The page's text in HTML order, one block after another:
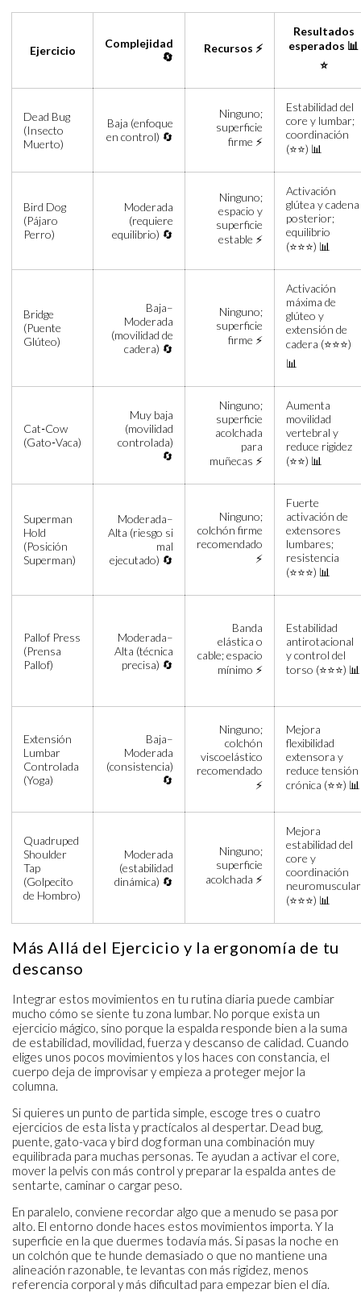
Ejercicio
Complejidad
🔄
Recursos ⚡
Resultados
esperados 📊
⭐
Dead Bug
(Insecto
Muerto)
Baja (enfoque
en control) 🔄
Ninguno;
superficie
firme ⚡
Estabilidad del
core y lumbar;
coordinación
(⭐⭐) 📊
Bird Dog
(Pájaro
Perro)
Moderada
(requiere
equilibrio) 🔄
Ninguno;
espacio y
superficie
estable ⚡
Activación
glútea y cadena
posterior;
equilibrio
(⭐⭐⭐) 📊
Bridge
(Puente
Glúteo)
Baja–
Moderada
(movilidad de
cadera) 🔄
Ninguno;
superficie
firme ⚡
Activación
máxima de
glúteo y
extensión de
cadera (⭐⭐⭐)
📊
Cat‑Cow
(Gato‑Vaca)
Muy baja
(movilidad
controlada)
🔄
Ninguno;
superficie
acolchada
para
muñecas ⚡
Aumenta
movilidad
vertebral y
reduce rigidez
(⭐⭐) 📊
Superman
Hold
(Posición
Superman)
Moderada–
Alta (riesgo si
mal
ejecutado) 🔄
Ninguno;
colchón firme
recomendado
⚡
Fuerte
activación de
extensores
lumbares;
resistencia
(⭐⭐⭐) 📊
Pallof Press
(Prensa
Pallof)
Moderada–
Alta (técnica
precisa) 🔄
Banda
elástica o
cable; espacio
mínimo ⚡
Estabilidad
antirotacional
y control del
torso (⭐⭐⭐) 📊
Extensión
Lumbar
Controlada
(Yoga)
Baja–
Moderada
(consistencia)
🔄
Ninguno;
colchón
viscoelástico
recomendado
⚡
Mejora
flexibilidad
extensora y
reduce tensión
crónica (⭐⭐) 📊
Quadruped
Shoulder
Tap
(Golpecito
de Hombro)
Moderada
(estabilidad
dinámica) 🔄
Ninguno;
superficie
acolchada ⚡
Mejora
estabilidad del
core y
coordinación
neuromuscular
(⭐⭐⭐) 📊
Más Allá del Ejercicio y la ergonomía de tu
descanso
Integrar estos movimientos en tu rutina diaria puede cambiar
mucho cómo se siente tu zona lumbar. No porque exista un
ejercicio mágico, sino porque la espalda responde bien a la suma
de estabilidad, movilidad, fuerza y descanso de calidad. Cuando
eliges unos pocos movimientos y los haces con constancia, el
cuerpo deja de improvisar y empieza a proteger mejor la
columna.
Si quieres un punto de partida simple, escoge tres o cuatro
ejercicios de esta lista y practícalos al despertar. Dead bug,
puente, gato-vaca y bird dog forman una combinación muy
equilibrada para muchas personas. Te ayudan a activar el core,
mover la pelvis con más control y preparar la espalda antes de
sentarte, caminar o cargar peso.
En paralelo, conviene recordar algo que a menudo se pasa por
alto. El entorno donde haces estos movimientos importa. Y la
superficie en la que duermes todavía más. Si pasas la noche en
un colchón que te hunde demasiado o que no mantiene una
alineación razonable, te levantas con más rigidez, menos
referencia corporal y más dificultad para empezar bien el día.